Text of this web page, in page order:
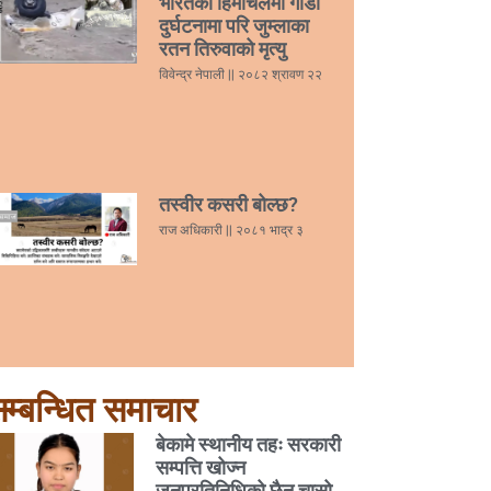
दुर्घटनामा परि जुम्लाका
रतन तिरुवाको मृत्यु
विवेन्द्र नेपाली २०८२ श्रावण २२
तस्वीर कसरी बोल्छ?
राज अधिकारी २०८१ भाद्र ३
समाचार
बेकामे स्थानीय तहः सरकारी
सम्पत्ति खोज्न